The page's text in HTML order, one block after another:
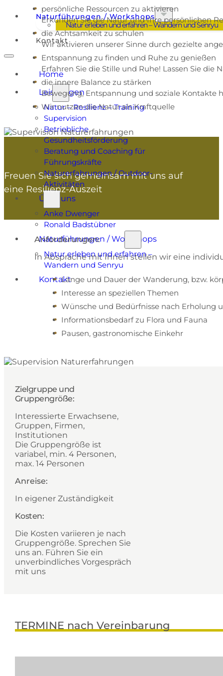
Naturführungen / Workshops
Natur erleben und erfahren – Wandern und Senryu
Kontakt
Home
Leistungen
Natur – Resilienz – Training
Supervision
Betriebliche
Gesundheitsförderung
Beratung und Coaching für
Führungskräfte
Naturerfahrungen / Outdoor-
Aktivitäten
Über uns
Anke Dwenger
Ronald Badstübner
Naturführungen / Workshops
Natur erleben und erfahren –
Wandern und Senryu
Kontakt
persönliche Ressourcen zu aktivieren
Erkunden Sie die Natur und Ihre persönlichen
die Achtsamkeit zu schulen
Wir aktivieren unserer Sinne durch gezielte
Entspannung zu finden und Ruhe zu genießen
Erfahren Sie die Stille und Ruhe! Lassen Sie
die innere Balance zu stärken
Bewegung, Entspannung und soziale Kontakte
Wir nutzen die Natur als Kraftquelle
Freuen Sie sich gemeinsam mit uns auf
eine Resilienz-Auszeit
Anforderungen:
In Absprache mit Ihnen stellen wir eine
Länge und Dauer der Wanderung, bzw.
Interesse an speziellen Themen
Wünsche und Bedürfnisse nach Erholung
Informationsbedarf zu Flora und Fauna
Pausen, gastronomische Einkehr
Zielgruppe und
Gruppengröße:
Interessierte Erwachsene,
Gruppen, Firmen,
Institutionen
Die Gruppengröße ist
variabel, min. 4 Personen,
max. 14 Personen
Anreise:
In eigener Zuständigkeit
Kosten:
Die Kosten variieren je nach
Gruppengröße. Sprechen Sie
uns an. Führen Sie ein
unverbindliches Vorgespräch
mit uns
TERMINE nach Vereinbarung